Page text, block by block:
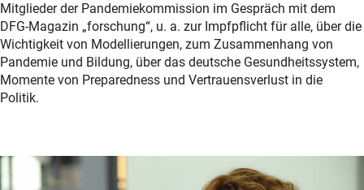
Mitglieder der Pandemiekommission im Gespräch mit dem
DFG-Magazin „forschung“, u. a. zur Impfpflicht für alle, über die
Wichtigkeit von Modellierungen, zum Zusammenhang von
Pandemie und Bildung, über das deutsche Gesundheitssystem,
Momente von Preparedness und Vertrauensverlust in die
Politik.